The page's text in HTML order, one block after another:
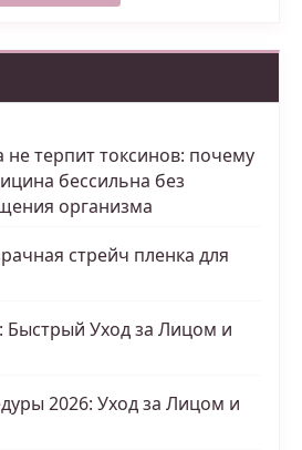
не терпит токсинов: почему
бессильна без
организма
стрейч пленка для
Быстрый Уход за Лицом и
2026: Уход за Лицом и